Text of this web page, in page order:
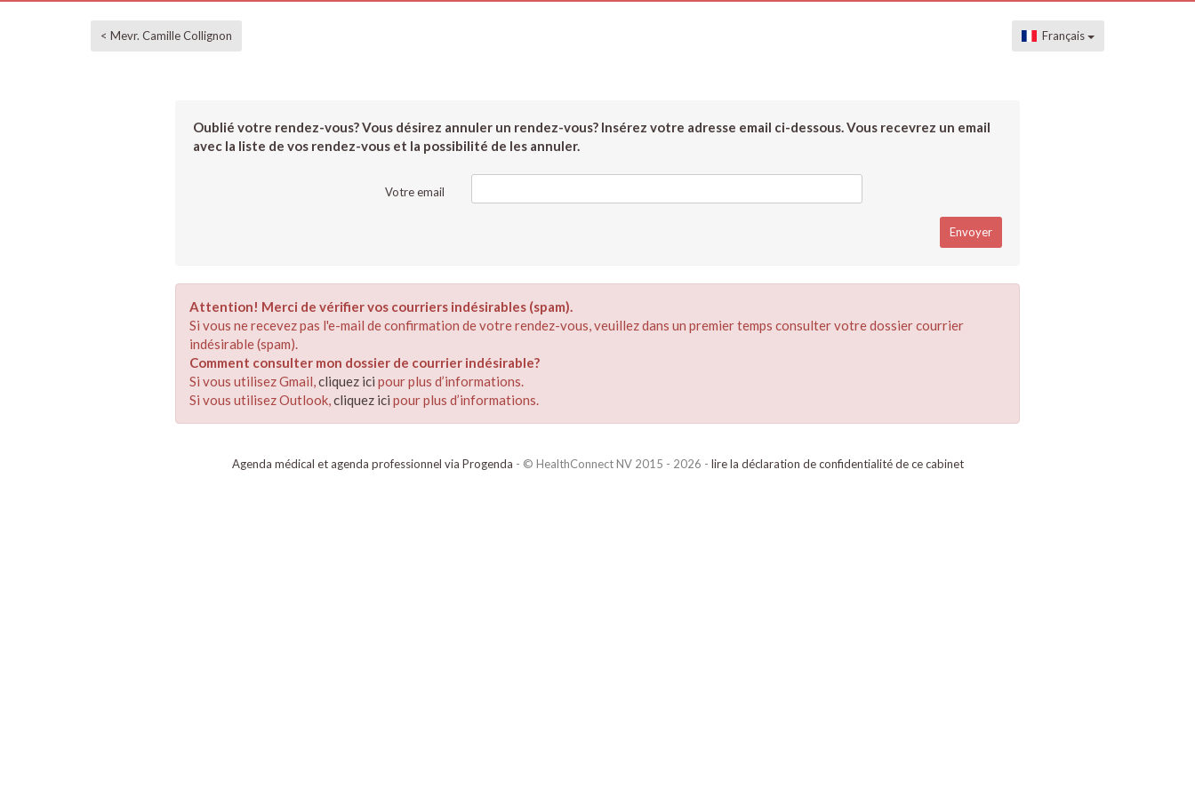
< Mevr. Camille Collignon Français
Oublié votre rendez-vous? Vous désirez annuler un rendez-vous? Insérez votre adresse email ci-dessous. Vous recevrez un email
avec la liste de vos rendez-vous et la possibilité de les annuler.
Votre email
Attention! Merci de vérifier vos courriers indésirables (spam).
Si vous ne recevez pas l'e-mail de confirmation de votre rendez-vous, veuillez dans un premier temps consulter votre dossier courrier
indésirable (spam).
Comment consulter mon dossier de courrier indésirable?
Si vous utilisez Gmail,cliquez ici pour plus d’informations.
Si vous utilisez Outlook,cliquez ici pour plus d’informations.
Agenda médical et agenda professionnel via Progenda - © HealthConnect NV 2015 - 2026 - lire la déclaration de confidentialité de ce cabinet